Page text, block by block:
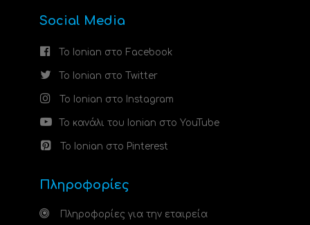
Social Media
Το Ionian στο Facebook
Το Ionian στο Twitter
Το Ionian στο Instagram
Το κανάλι του Ionian στο YouTube
Το Ionian στο Pinterest
Πληροφορίες
Πληροφορίες για την εταιρεία